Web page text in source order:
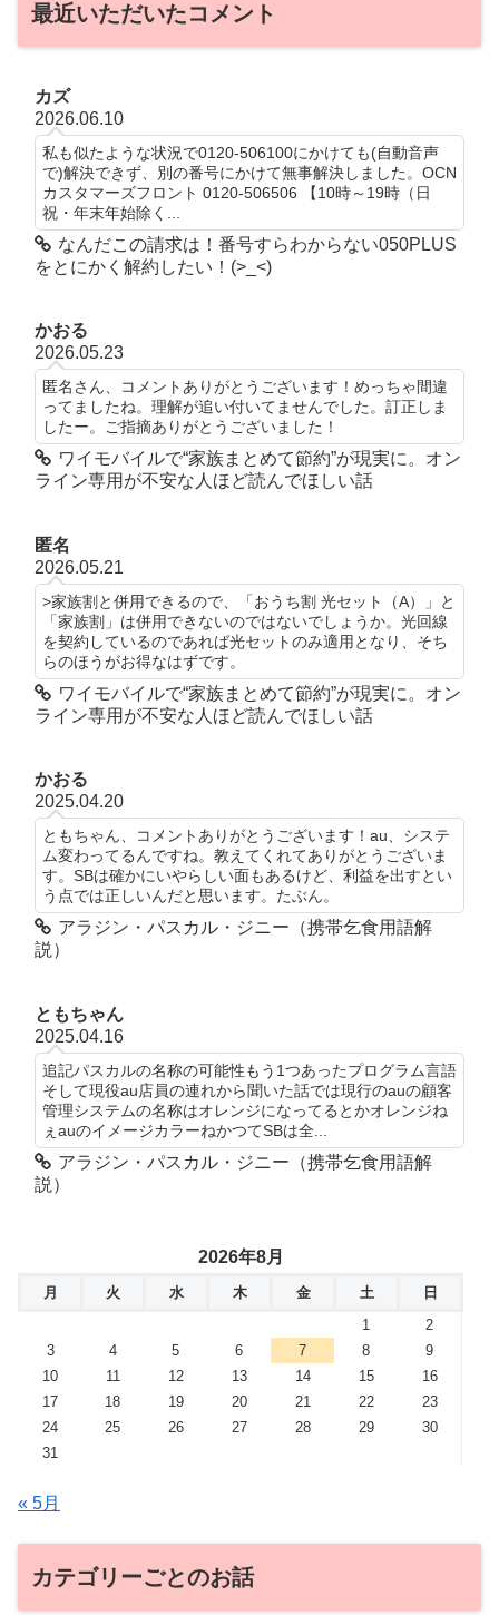
最近いただいたコメント
カズ
2026.06.10
私も似たような状況で0120-506100にかけても(自動音声
で)解決できず、別の番号にかけて無事解決しました。OCN
カスタマーズフロント 0120-506506 【10時～19時（日
祝・年末年始除く...
なんだこの請求は！番号すらわからない050PLUS
をとにかく解約したい！(>_<)
かおる
2026.05.23
匿名さん、コメントありがとうございます！めっちゃ間違
ってましたね。理解が追い付いてませんでした。訂正しま
したー。ご指摘ありがとうございました！
ワイモバイルで“家族まとめて節約”が現実に。オン
ライン専用が不安な人ほど読んでほしい話
匿名
2026.05.21
>家族割と併用できるので、「おうち割 光セット（A）」と
「家族割」は併用できないのではないでしょうか。光回線
を契約しているのであれば光セットのみ適用となり、そち
らのほうがお得なはずです。
ワイモバイルで“家族まとめて節約”が現実に。オン
ライン専用が不安な人ほど読んでほしい話
かおる
2025.04.20
ともちゃん、コメントありがとうございます！au、システ
ム変わってるんですね。教えてくれてありがとうございま
す。SBは確かにいやらしい面もあるけど、利益を出すとい
う点では正しいんだと思います。たぶん。
アラジン・パスカル・ジニー（携帯乞食用語解
説）
ともちゃん
2025.04.16
追記パスカルの名称の可能性もう1つあったプログラム言語
そして現役au店員の連れから聞いた話では現行のauの顧客
管理システムの名称はオレンジになってるとかオレンジね
ぇauのイメージカラーねかつてSBは全...
アラジン・パスカル・ジニー（携帯乞食用語解
説）
2026年8月
月 火 水 木 金 土
日
1
2
3
4 5 6 7 8
9
10
11 12 13 14 15
16
17
18 19 20 21 22
23
24
25 26 27 28 29
30
31
« 5月
カテゴリーごとのお話